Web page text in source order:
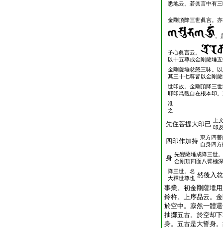
悉地云。若眞言中有
金剛頂降三世眞言。
。
子心眞言云。
以十五尊成金剛薩埵
金剛薩埵忿怒三昧。
其三十七尊皆以金剛
世印故。金剛頂降三
耶印爲觀自在根本印
准
之
先住菩提大印已
上
印
四印作加持 東方四
自身四
身 先變薩埵成降三世
金剛頂四面八臂極
降三世。名
大釋世尊也 然後入
事業。初金剛薩埵
鈴杵。上序品云。
於空中。寂然一體
抽擲五古。於空却
身。五古是大誓身